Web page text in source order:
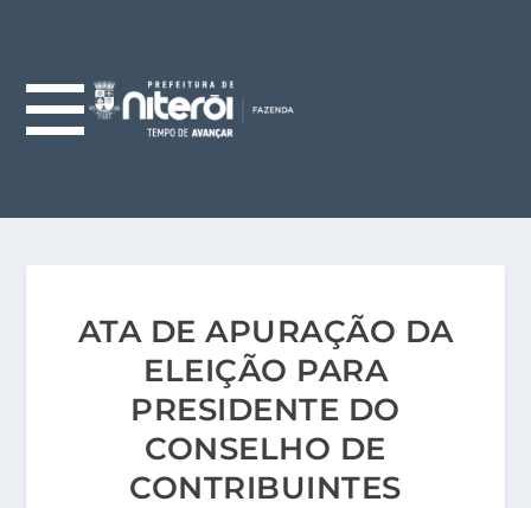
ATA DE APURAÇÃO DA
ELEIÇÃO PARA
PRESIDENTE DO
CONSELHO DE
CONTRIBUINTES